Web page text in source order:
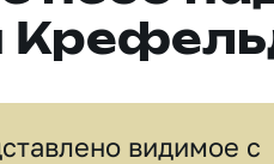
видимое c